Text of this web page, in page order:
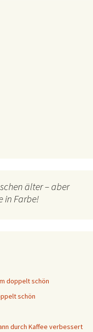
älter – aber
in Farbe!
doppelt schön
schön
durch Kaffee verbessert